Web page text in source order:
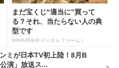
まだ宝くじ“適当に”買って
る？それ、当たらない人の典
型です
PR(合同会社デジタルファーム )
ミが日本TV初上陸！8月B
演」放送ス...